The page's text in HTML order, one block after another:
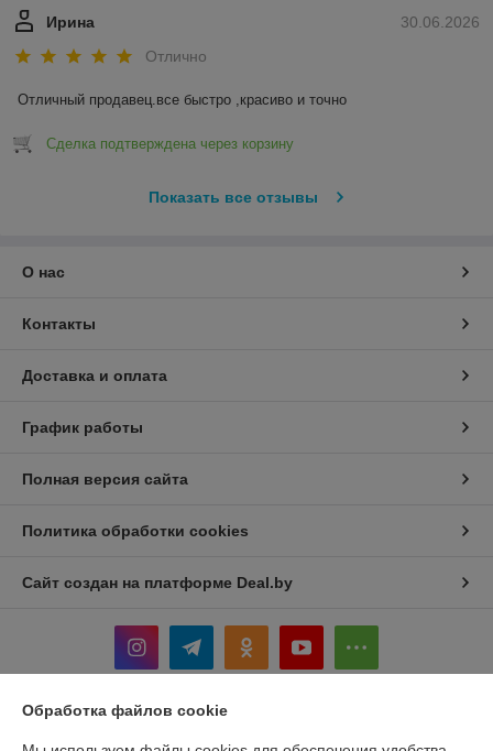
30.06.2026
Ирина
Отлично
Отличный продавец.все быстро ,красиво и точно
Сделка подтверждена через корзину
Показать все отзывы
О нас
Контакты
Доставка и оплата
График работы
Полная версия сайта
Политика обработки cookies
Сайт создан на платформе Deal.by
Обработка файлов cookie